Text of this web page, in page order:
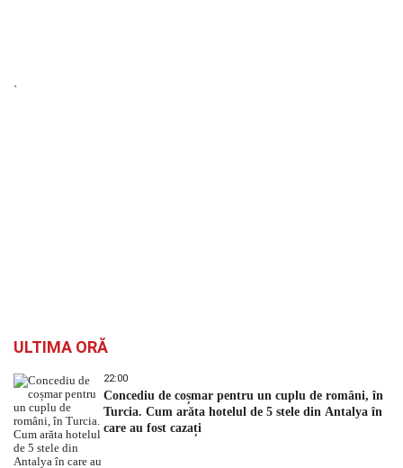
`
ULTIMA ORĂ
22:00
Concediu de coșmar pentru un cuplu de români, în
Turcia. Cum arăta hotelul de 5 stele din Antalya în
care au fost cazați